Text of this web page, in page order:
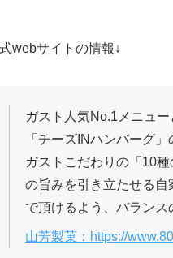
webサイトの情報↓
ガスト人気No.1メニュ
「チーズINハンバーグ
ガストこだわりの「10
の旨みを引き立たせる
で頂けるよう、バランス
山芳製菓：https://